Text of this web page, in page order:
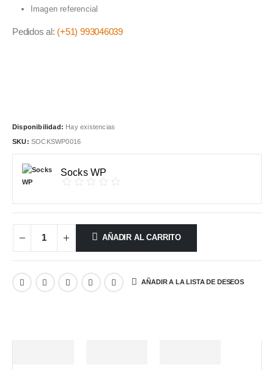
Imagen referencial
Pedidos al: (+51) 993046039
Disponibilidad: Hay existencias
SKU: SOCKSWP0016
Socks WP
AÑADIR AL CARRITO
AÑADIR A LA LISTA DE DESEOS